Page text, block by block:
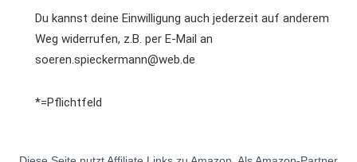
Du kannst deine Einwilligung auch jederzeit auf anderem
Weg widerrufen, z.B. per E-Mail an
soeren.spieckermann@web.de
*=Pflichtfeld